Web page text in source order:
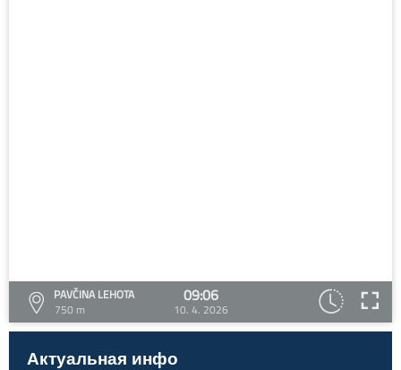
PAVČINA LEHOTA
750 m
09:06
10. 4. 2026
Актуальная инфо